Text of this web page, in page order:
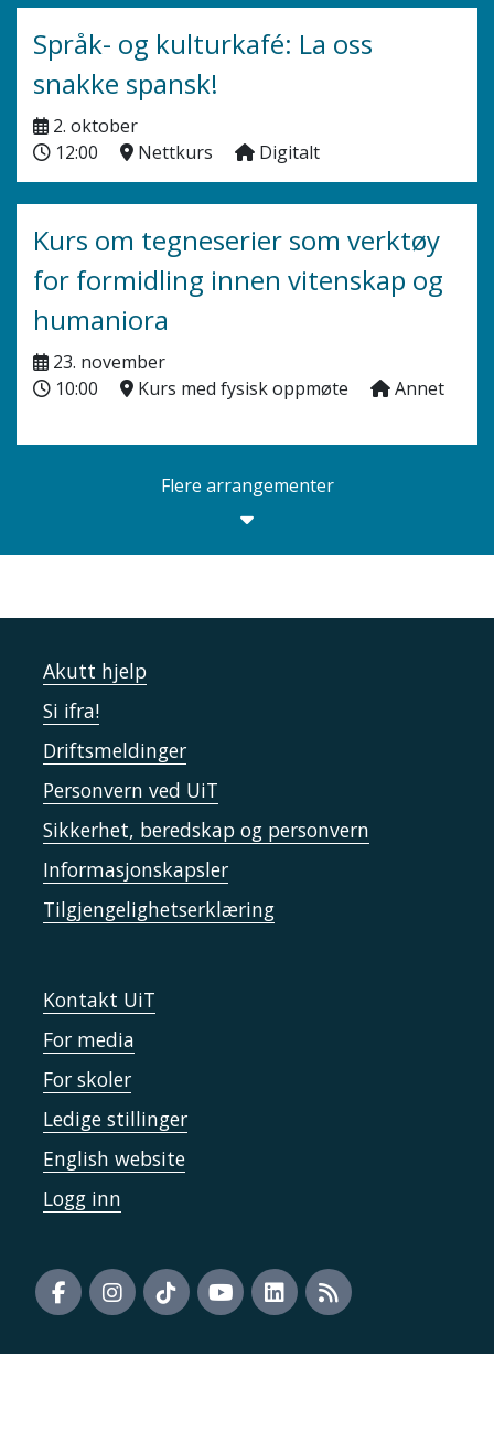
Språk- og kulturkafé: La oss
snakke spansk!
2. oktober
12:00
Nettkurs Digitalt
Kurs om tegneserier som verktøy
for formidling innen vitenskap og
humaniora
23. november
10:00
Kurs med fysisk oppmøte Annet
Flere arrangementer
Akutt hjelp
Si ifra!
Driftsmeldinger
Personvern ved UiT
Sikkerhet, beredskap og personvern
Informasjonskapsler
Tilgjengelighetserklæring
Kontakt UiT
For media
For skoler
Ledige stillinger
English website
Logg inn